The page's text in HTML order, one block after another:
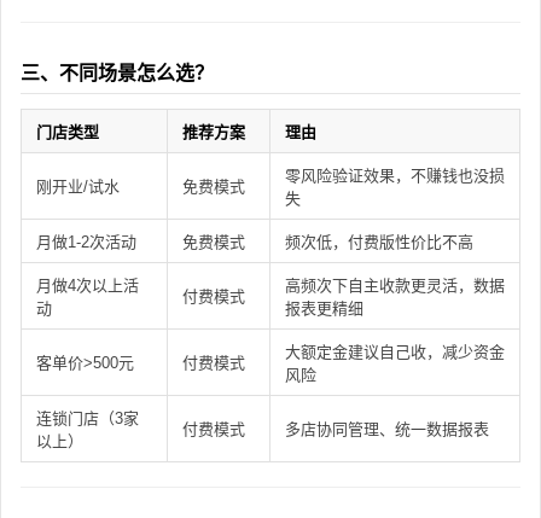
三、不同场景怎么选？
门店类型 推荐方案 理由
刚开业/试水 免费模式
零风险验证效果，不赚钱也没损
失
月做1-2次活动 免费模式 频次低，付费版性价比不高
月做4次以上活
动
付费模式
高频次下自主收款更灵活，数据
报表更精细
客单价>500元 付费模式
大额定金建议自己收，减少资金
风险
连锁门店（3家
以上）
付费模式 多店协同管理、统一数据报表